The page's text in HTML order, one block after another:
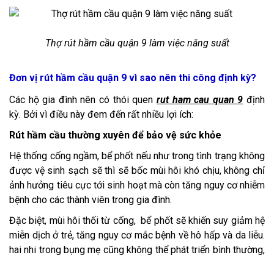
Thợ rút hầm cầu quận 9 làm việc năng suất
Đơn vị rút hầm cầu quận 9 vì sao nên thi công định kỳ?
Các hộ gia đình nên có thói quen rut ham cau quan 9 định
kỳ. Bởi vì điều này đem đến rất nhiều lợi ích:
Rút hầm cầu thường xuyên để bảo vệ sức khỏe
Hệ thống cống ngầm, bể phốt nếu như trong tình trạng không
được vệ sinh sạch sẽ thì sẽ bốc mùi hôi khó chịu, không chỉ
ảnh hưởng tiêu cực tới sinh hoạt mà còn tăng nguy cơ nhiễm
bệnh cho các thành viên trong gia đình.
Đặc biệt, mùi hôi thối từ cống, bể phốt sẽ khiến suy giảm hệ
miễn dịch ở trẻ, tăng nguy cơ mắc bệnh về hô hấp và da liễu.
hai nhi trong bụng mẹ cũng không thể phát triển bình thường,